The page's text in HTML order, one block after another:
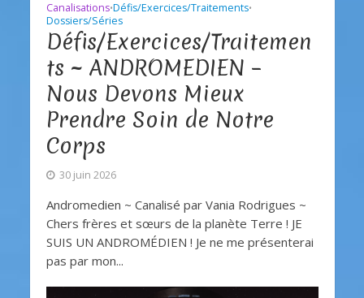
Canalisations•Défis/Exercices/Traitements•
Dossiers/Séries
Défis/Exercices/Traitemen
ts ~ ANDROMEDIEN –
Nous Devons Mieux
Prendre Soin de Notre
Corps
30 juin 2026
Andromedien ~ Canalisé par Vania Rodrigues ~
Chers frères et sœurs de la planète Terre ! JE
SUIS UN ANDROMÉDIEN ! Je ne me présenterai
pas par mon...